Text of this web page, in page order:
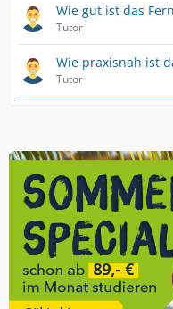
Wie gut ist das
Tutor
Wie praxisnah ist
Tutor